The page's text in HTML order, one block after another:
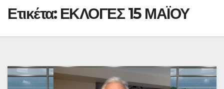
Ετικέτα: ΕΚΛΟΓΕΣ 15 ΜΑΪΟΥ